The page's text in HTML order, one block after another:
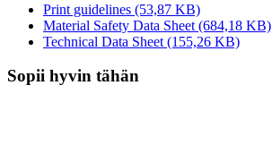
Print guidelines (53,87 KB)
Material Safety Data Sheet (684,18 KB)
Technical Data Sheet (155,26 KB)
Sopii hyvin tähän